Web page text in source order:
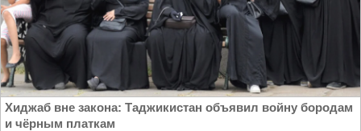
Хиджаб вне закона: Таджикистан объявил войну бородам
и чёрным платкам